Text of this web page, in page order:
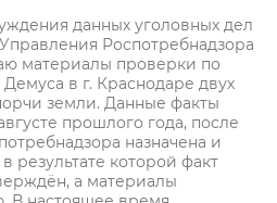
данных уголовных дел
Роспотребнадзора
материалы проверки по
в г. Краснодаре двух
земли. Данные факты
прошлого года, после
назначена и
результате которой факт
а материалы